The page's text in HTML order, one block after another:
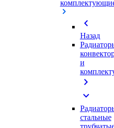
chevron_left
Назад
и
chevron_right
expand_more
стальные